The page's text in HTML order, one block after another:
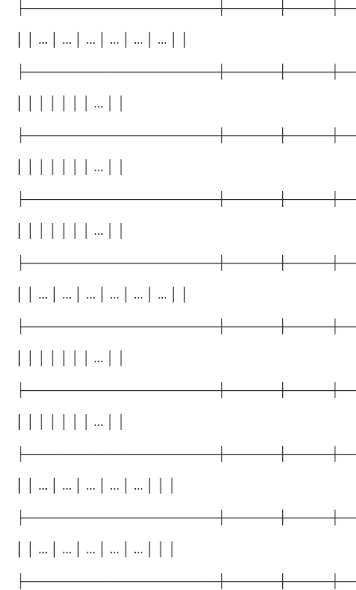
│ │ ... │ ... │ ... │ ... │ ... │ ... │ │
│ │ │ │ │ │ │ ... │ │
│ │ │ │ │ │ │ ... │ │
│ │ │ │ │ │ │ ... │ │
│ │ ... │ ... │ ... │ ... │ ... │ ... │ │
│ │ │ │ │ │ │ ... │ │
│ │ │ │ │ │ │ ... │ │
│ │ ... │ ... │ ... │ ... │ ... │ │ │
│ │ ... │ ... │ ... │ ... │ ... │ │ │